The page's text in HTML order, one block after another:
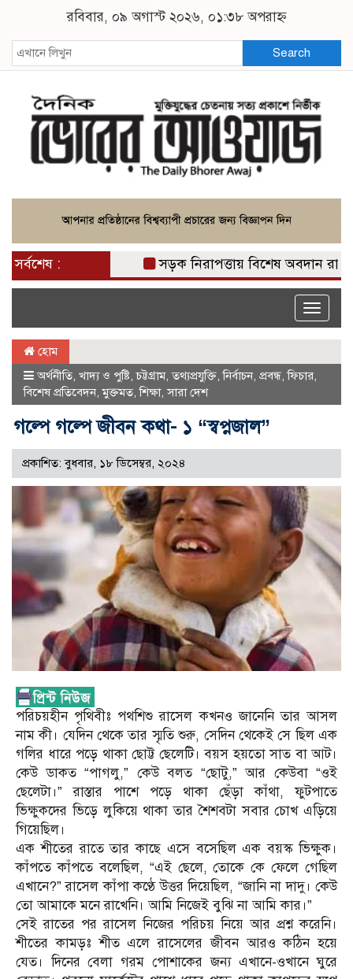
রবিবার, ০৯ অগাস্ট ২০২৬, ০১:৩৮ অপরাহ্ন
Search
সর্বশেষ : সড়ক নিরাপত্তায় বিশেষ অবদান রাখায়
Toggle
হোম
অর্থনীতি, খাদ্য ও পুষ্টি,চট্টগ্রাম,তথ্যপ্রযুক্তি,নির্বাচন, প্রবন্ধ,ফিচার,
বিশেষ প্রতিবেদন,মুক্তমত,শিক্ষা,সারা দেশ
গল্পে গল্পে জীবন কথা- ১ “স্বপ্নজাল”
প্রকাশিত: বুধবার, ১৮ ডিসেম্বর, ২০২৪
পরিচয়হীন পৃথিবীঃ পথশিশু রাসেল কখনও জানেনি তার আসল
নাম কী। যেদিন থেকে তার স্মৃতি শুরু, সেদিন থেকেই সে ছিল এক
গলির ধারে পড়ে থাকা ছোট্ট ছেলেটি। বয়স হয়তো সাত বা আট।
কেউ ডাকত “পাগলু,” কেউ বলত “ছোটু,” আর কেউবা “ওই
ছেলেটা।” রাস্তার পাশে পড়ে থাকা ছেঁড়া কাঁথা, ফুটপাতে
ভিক্ষুকদের ভিড়ে লুকিয়ে থাকা তার শৈশবটা সবার চোখ এড়িয়ে
গিয়েছিল।
এক শীতের রাতে তার কাছে এসে বসেছিল এক বয়স্ক ভিক্ষুক।
কাঁপতে কাঁপতে বলেছিল, “এই ছেলে, তোকে কে ফেলে গেছিল
এখানে?” রাসেল কাঁপা কণ্ঠে উত্তর দিয়েছিল, “জানি না দাদু। কেউ
তো আমাকে মনে রাখেনি। আমি নিজেই বুঝি না আমি কার।”
সেই রাতের পর রাসেল নিজের পরিচয় নিয়ে আর প্রশ্ন করেনি।
শীতের কামড়ঃ শীত এলে রাসেলের জীবন আরও কঠিন হয়ে
যেত। দিনের বেলা গরম পোশাকের জন্য এখানে-ওখানে ঘুরে